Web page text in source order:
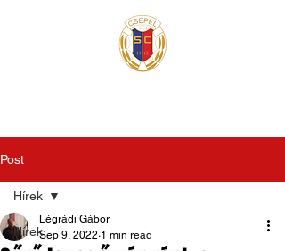
Post
Hírek
Hírek
Légrádi Gábor
Sep 9, 2022 1 min read